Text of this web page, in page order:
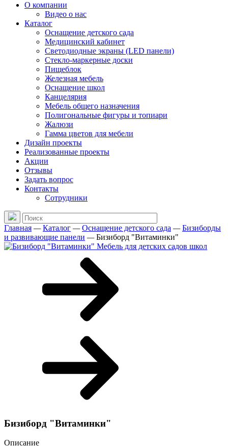
О компании
Видео о нас
Каталог
Оснащение детского сада
Медицинский кабинет
Светодиодные экраны (LED панели)
Стекло-маркерные доски
Пищеблок
Железная мебель
Оснащение школ
Канцелярия
Мебель общего назначения
Полигональные фигуры и топиари
Жалюзи
Гамма цветов для мебели
Дизайн проекты
Реализованные проекты
Акции
Отзывы
Задать вопрос
Контакты
Сотрудники
Главная —Каталог —Оснащение детского сада —Бизиборды
и развивающие панели —Бизиборд "Витаминки"
Бизиборд "Витаминки"
Описание